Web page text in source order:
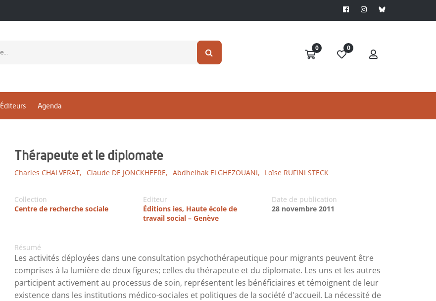
0 0
Éditeurs Agenda
Thérapeute et le diplomate
Charles CHALVERAT, Claude DE JONCKHEERE, Abdhelhak ELGHEZOUANI, Loïse RUFINI STECK
Collection
Centre de recherche sociale
Editeur
Éditions ies, Haute école de
travail social – Genève
Date de publication
28 novembre 2011
Résumé
Les activités déployées dans une consultation psychothérapeutique pour migrants peuvent être
comprises à la lumière de deux figures; celles du thérapeute et du diplomate. Les uns et les autres
participent activement au processus de soin, représentent les bénéficiaires et témoignent de leur
existence dans les institutions médico-sociales et politiques de la société d'accueil. La nécessité de